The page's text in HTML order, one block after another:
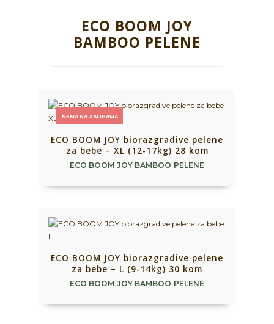
ECO BOOM JOY
BAMBOO PELENE
NEMA NA ZALIHAMA
ECO BOOM JOY biorazgradive pelene
za bebe – XL (12-17kg) 28 kom
ECO BOOM JOY BAMBOO PELENE
ECO BOOM JOY biorazgradive pelene
za bebe – L (9-14kg) 30 kom
ECO BOOM JOY BAMBOO PELENE